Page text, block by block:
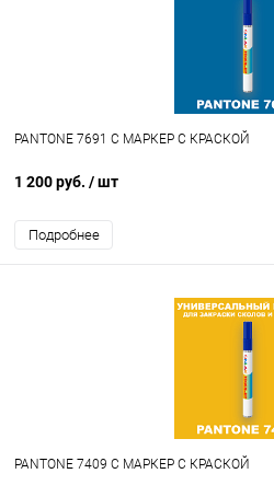
PANTONE 7691 C МАРКЕР С КРАСКОЙ
1 200 руб. / шт
Подробнее
PANTONE 7409 C МАРКЕР С КРАСКОЙ